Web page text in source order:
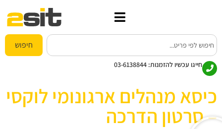
חיפוש
חייגו עכשיו להזמנות: 03-6138844
כיסא מנהלים ארגונומי לוקסי
– סרטון הדרכה